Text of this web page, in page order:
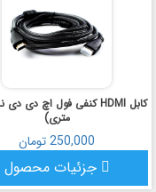
متری)
250,000 تومان
جزئیات محصول